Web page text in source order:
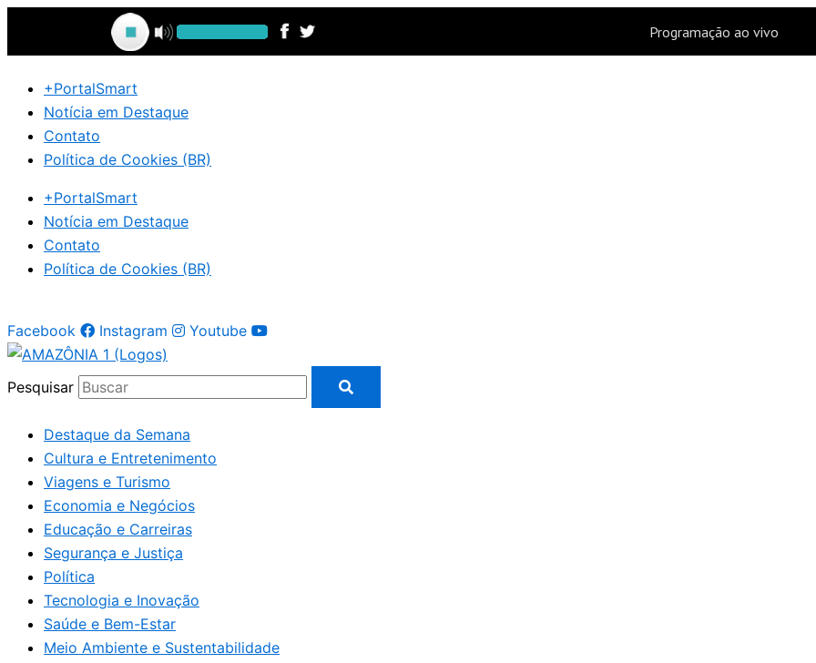
Ir
o
conteúdo+PortalSmart
Notícia em Destaque
Contato
Política de Cookies (BR)
+PortalSmart
Notícia em Destaque
Contato
Política de Cookies (BR)
Facebook Instagram Youtube
Pesquisar
Destaque da Semana
Cultura e Entretenimento
Viagens e Turismo
Economia e Negócios
Educação e Carreiras
Segurança e Justiça
Política
Tecnologia e Inovação
Saúde e Bem-Estar
Meio Ambiente e Sustentabilidade